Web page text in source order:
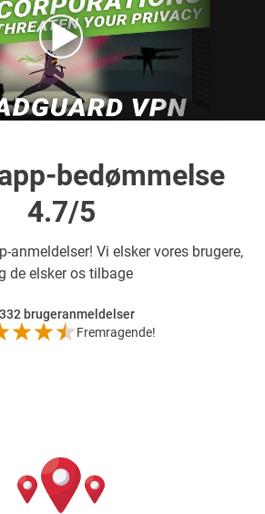
bedømmelse
4.7/5
anmeldelser! Vi elsker vores brugere,
de elsker os tilbage
brugeranmeldelser
Fremragende!